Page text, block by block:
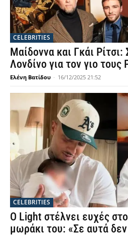
CELEBRITIES
Μαίδοννα και Γκάι
Λονδίνο για τον γιο τους
Ελένη Βατίδου - 16/12/2025 21:52
CELEBRITIES
Ο Light στέλνει ευχές
μωράκι του: «Σε αυτά